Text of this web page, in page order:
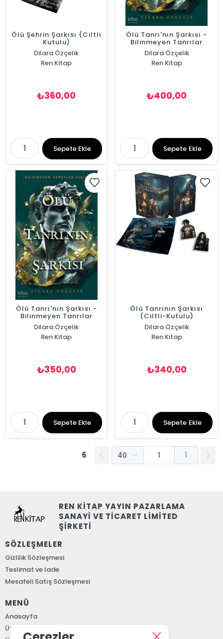
Ölü Şehrin Şarkısı (Ciltli
Kutulu)
Dilara Özçelik
Ren Kitap
₺360,00
Sepete Ekle
Ölü Tanrı'nın Şarkısı -
Bilinmeyen Tanrılar
Serisi - Ciltli
Dilara Özçelik
Ren Kitap
₺400,00
Sepete Ekle
Ölü Tanrı'nın Şarkısı -
Bilinmeyen Tanrılar
Serisi
Dilara Özçelik
Ren Kitap
₺350,00
Sepete Ekle
Ölü Tanrının Şarkısı
(Ciltli-Kutulu)
Dilara Özçelik
Ren Kitap
₺340,00
Sepete Ekle
6 1
REN KİTAP YAYIN PAZARLAMA
SANAYİ VE TİCARET LİMİTED
ŞİRKETİ
SÖZLEŞMELER
Gizlilik Sözleşmesi
Teslimat ve İade
Mesafeli Satış Sözleşmesi
MENÜ
Anasayfa
Üye Girişi